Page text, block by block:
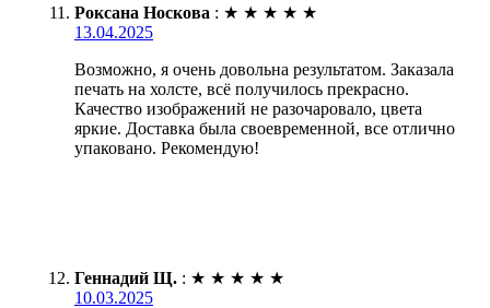
Роксана Носкова : ★ ★ ★ ★ ★
13.04.2025
Возможно, я очень довольна результатом. Заказала
печать на холсте, всё получилось прекрасно.
Качество изображений не разочаровало, цвета
яркие. Доставка была своевременной, все отлично
упаковано. Рекомендую!
Геннадий Щ. : ★ ★ ★ ★ ★
10.03.2025